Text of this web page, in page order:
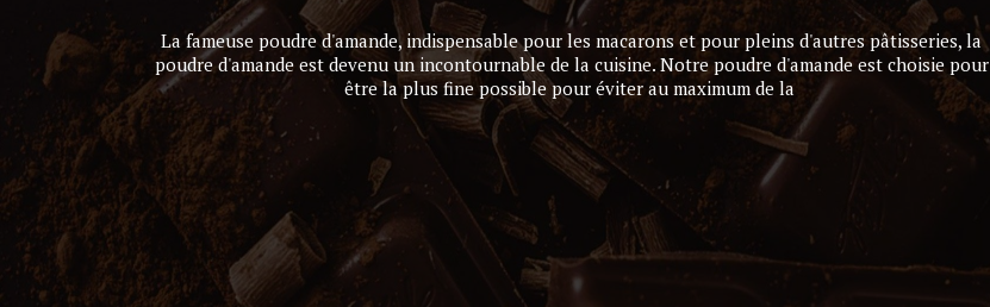
La fameuse poudre d'amande, indispensable pour les macarons et pour pleins d'autres pâtisseries, la
poudre d'amande est devenu un incontournable de la cuisine. Notre poudre d'amande est choisie pour
être la plus fine possible pour éviter au maximum de la